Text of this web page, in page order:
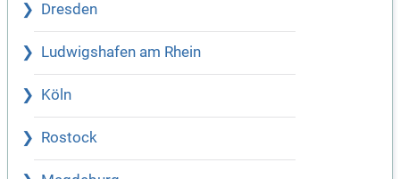
Dresden
Ludwigshafen am Rhein
Köln
Rostock